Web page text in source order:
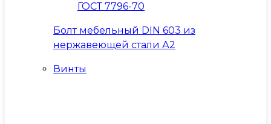
ГОСТ 7796-70
Болт мебельный DIN 603 из
нержавеющей стали А2
Винты